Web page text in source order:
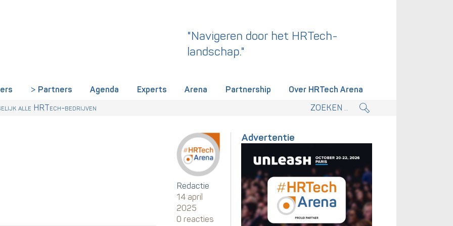
"Navigeren door het HRTech-
landschap."
Partners Agenda Experts Arena Partnership
Over HRTech Arena
kabinet. Skills-gerichte arbeidsmarkt onderdeel actieplan.
dit een wake-up call is voor HR in Nederland
weinig opleveren — en wat het verschil maakt
alle HRTech-bedrijven
Redactie
14 april
2025
0 reacties
Advertentie